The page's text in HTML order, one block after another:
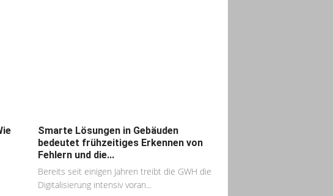
Smarte Lösungen in Gebäuden
bedeutet frühzeitiges Erkennen von
Fehlern und die...
Bereits seit einigen Jahren treibt die GWH die
Digitalisierung intensiv voran...